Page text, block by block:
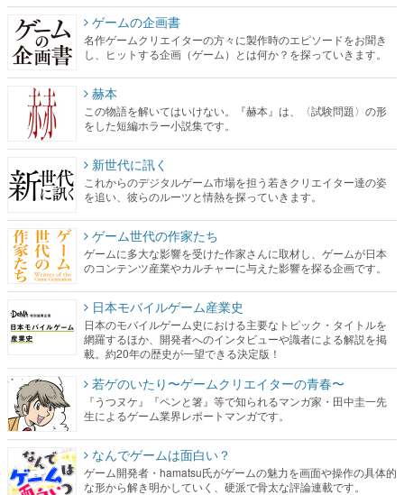
ゲームの企画書
名作ゲームクリエイターの方々に製作時のエピソードをお聞き
し、ヒットする企画（ゲーム）とは何か？を探っていきます。
赫本
この物語を解いてはいけない。『赫本』は、〈試験問題〉の形
をした短編ホラー小説集です。
新世代に訊く
これからのデジタルゲーム市場を担う若きクリエイター達の姿
を追い、彼らのルーツと情熱を探っていきます。
ゲーム世代の作家たち
ゲームに多大な影響を受けた作家さんに取材し、ゲームが日本
のコンテンツ産業やカルチャーに与えた影響を探る企画です。
日本モバイルゲーム産業史
日本のモバイルゲーム史における主要なトピック・タイトルを
網羅するほか、開発者へのインタビューや識者による解説を掲
載。約20年の歴史が一望できる決定版！
若ゲのいたり〜ゲームクリエイターの青春〜
『うつヌケ』『ペンと箸』等で知られるマンガ家・田中圭一先
生によるゲーム業界レポートマンガです。
なんでゲームは面白い？
ゲーム開発者・hamatsu氏がゲームの魅力を画面や操作の具体的
な形から解き明かしていく、硬派で骨太な評論連載です。